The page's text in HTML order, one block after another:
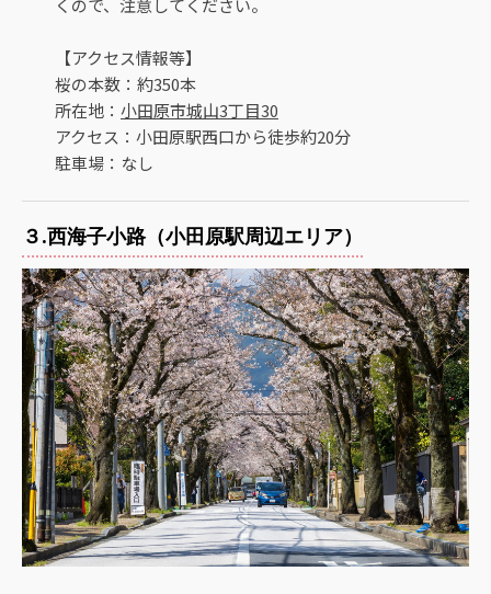
くので、注意してください。
【アクセス情報等】
桜の本数：約350本
所在地： 小田原市城山3丁目30
アクセス：小田原駅西口から徒歩約20分
駐車場：なし
３.西海子小路（小田原駅周辺エリア）